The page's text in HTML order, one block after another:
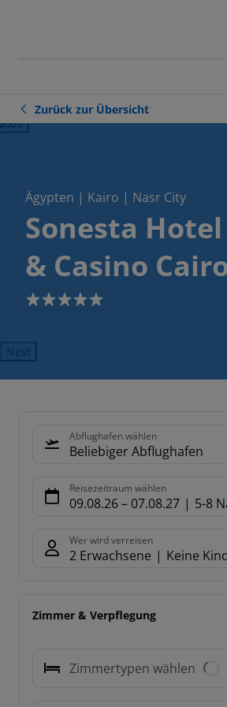
Zurück zur Übersicht
Ägypten | Kairo | Nasr City
Sonesta
& Casino
5
Next
Abflughafen wählen
Beliebiger Abflughafen
Reisezeitraum wählen
09.08.26– 07.08.27 5-8
Wer wird verreisen
2 Erwachsene Keine
Zimmer & Verpflegung
Zimmertypen wählen